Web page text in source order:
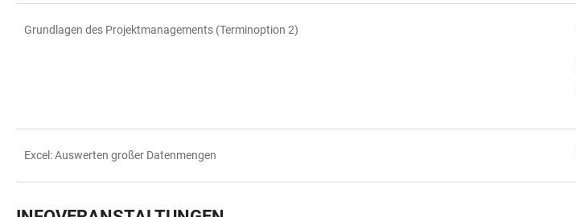
Grundlagen des Projektmanagements (Terminoption 2)
Excel: Auswerten großer Datenmengen